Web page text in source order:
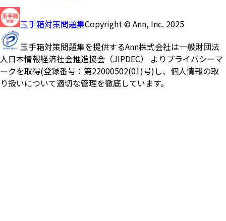
玉手箱対策問題集Copyright © Ann, Inc. 2025
玉手箱対策問題集を提供するAnn株式会社は一般財団法
人日本情報経済社会推進協会（JIPDEC） よりプライバシーマ
ークを取得(登録番号：第22000502(01)号)し、個人情報の取
り扱いについて適切な管理を徹底しています。